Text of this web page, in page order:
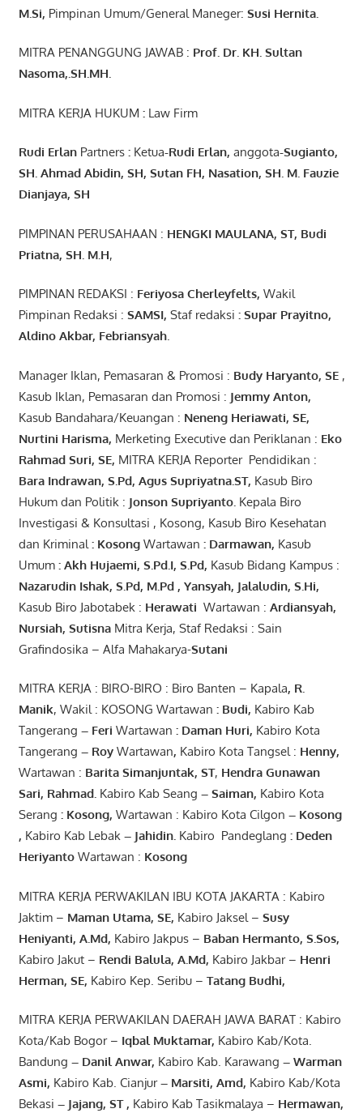
M.Si, Pimpinan Umum/General Maneger: Susi Hernita.
MITRA PENANGGUNG JAWAB : Prof. Dr. KH. Sultan
Nasoma,.SH.MH.
MITRA KERJA HUKUM : Law Firm
Rudi ErlanPartners : Ketua-Rudi Erlan, anggota-Sugianto,
SH. Ahmad Abidin, SH, SutanFH, Nasation, SH. M. Fauzie
Dianjaya, SH
PIMPINAN PERUSAHAAN : HENGKI MAULANA, ST, Budi
Priatna, SH . M.H,
PIMPINAN REDAKSI : Feriyosa Cherleyfelts, Wakil
Pimpinan Redaksi : SAMSI, Staf redaksi : Supar Prayitno,
Aldino Akbar, Febriansyah.
Manager Iklan, Pemasaran & Promosi : Budy Haryanto, SE,
Kasub Iklan, Pemasaran dan Promosi : Jemmy Anton,
Kasub Bandahara/Keuangan : Neneng Heriawati, SE,
Nurtini Harisma, Merketing Executive dan Periklanan : Eko
Rahmad Suri, SE, MITRA KERJA Reporter Pendidikan :
Bara Indrawan, S.Pd, Agus Supriyatna.ST, Kasub Biro
Hukum dan Politik : Jonson Supriyanto. Kepala Biro
Investigasi & Konsultasi , Kosong, Kasub Biro Kesehatan
dan Kriminal : KosongWartawan : Darmawan, Kasub
Umum : Akh Hujaemi, S.Pd.I, S.Pd, Kasub Bidang Kampus :
Nazarudin Ishak, S.Pd, M.Pd, Yansyah, Jalaludin, S.Hi,
Kasub Biro Jabotabek : Herawati Wartawan : Ardiansyah,
Nursiah, SutisnaMitra Kerja, Staf Redaksi : Sain
Grafindosika – Alfa Mahakarya-Sutani
MITRA KERJA : BIRO-BIRO : Biro Banten – Kapala, R.
Manik, Wakil : KOSONG Wartawan : Budi, Kabiro Kab
Tangerang – Feri Wartawan : Daman Huri, Kabiro Kota
Tangerang – RoyWartawan, Kabiro Kota Tangsel : Henny,
Wartawan : Barita Simanjuntak, ST, Hendra Gunawan
Sari, Rahmad. Kabiro Kab Seang – Saiman, Kabiro Kota
Serang : Kosong, Wartawan : Kabiro Kota Cilgon – Kosong
, Kabiro Kab Lebak– Jahidin. Kabiro Pandeglang : Deden
Heriyanto Wartawan : Kosong
MITRA KERJA PERWAKILAN IBU KOTA JAKARTA : Kabiro
Jaktim – Maman Utama, SE, Kabiro Jaksel – Susy
Heniyanti, A.Md, Kabiro Jakpus – Baban Hermanto, S.Sos,
Kabiro Jakut – Rendi Balula, A.Md, Kabiro Jakbar – Henri
Herman, SE, Kabiro Kep. Seribu – Tatang Budhi,
MITRA KERJA PERWAKILAN DAERAH JAWA BARAT : Kabiro
Kota/Kab Bogor – Iqbal Muktamar, Kabiro Kab/Kota.
Bandung – Danil Anwar, Kabiro Kab. Karawang –Warman
Asmi, Kabiro Kab. Cianjur– Marsiti, Amd, Kabiro Kab/Kota
Bekasi – Jajang, ST , Kabiro Kab Tasikmalaya – Hermawan,